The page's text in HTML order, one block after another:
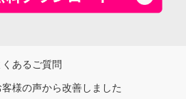
くあるご質問
客様の声から改善しました